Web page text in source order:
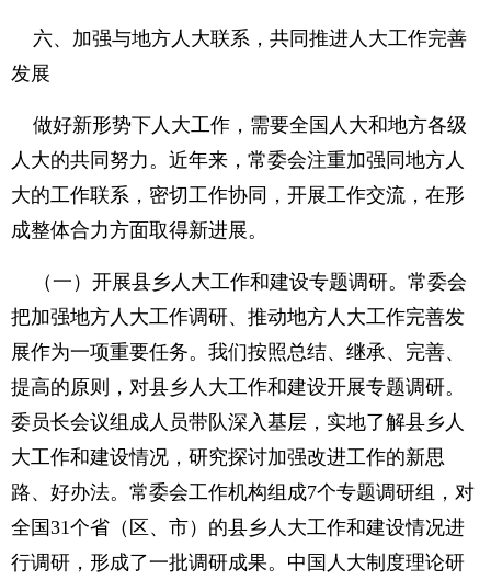
六、加强与地方人大联系，共同推进人大工作完善
发展
做好新形势下人大工作，需要全国人大和地方各级
人大的共同努力。近年来，常委会注重加强同地方人
大的工作联系，密切工作协同，开展工作交流，在形
成整体合力方面取得新进展。
（一）开展县乡人大工作和建设专题调研。常委会
把加强地方人大工作调研、推动地方人大工作完善发
展作为一项重要任务。我们按照总结、继承、完善、
提高的原则，对县乡人大工作和建设开展专题调研。
委员长会议组成人员带队深入基层，实地了解县乡人
大工作和建设情况，研究探讨加强改进工作的新思
路、好办法。常委会工作机构组成7个专题调研组，对
全国31个省（区、市）的县乡人大工作和建设情况进
行调研，形成了一批调研成果。中国人大制度理论研